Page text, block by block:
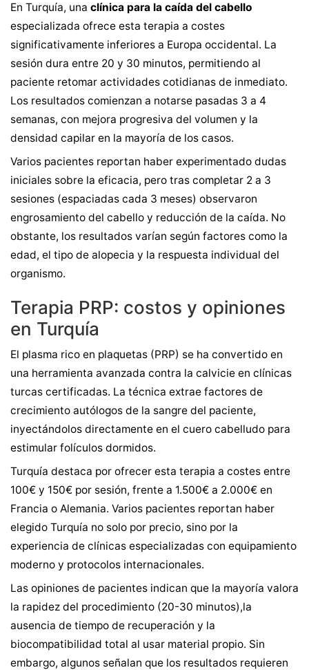
En Turquía, una clínica para la caída del cabello
especializada ofrece esta terapia a costes
significativamente inferiores a Europa occidental. La
sesión dura entre 20 y 30 minutos, permitiendo al
paciente retomar actividades cotidianas de inmediato.
Los resultados comienzan a notarse pasadas 3 a 4
semanas, con mejora progresiva del volumen y la
densidad capilar en la mayoría de los casos.
Varios pacientes reportan haber experimentado dudas
iniciales sobre la eficacia, pero tras completar 2 a 3
sesiones (espaciadas cada 3 meses) observaron
engrosamiento del cabello y reducción de la caída. No
obstante, los resultados varían según factores como la
edad, el tipo de alopecia y la respuesta individual del
organismo.
Terapia PRP: costos y opiniones
en Turquía
El plasma rico en plaquetas (PRP) se ha convertido en
una herramienta avanzada contra la calvicie en clínicas
turcas certificadas. La técnica extrae factores de
crecimiento autólogos de la sangre del paciente,
inyectándolos directamente en el cuero cabelludo para
estimular folículos dormidos.
Turquía destaca por ofrecer esta terapia a costes entre
100€ y 150€ por sesión, frente a 1.500€ a 2.000€ en
Francia o Alemania. Varios pacientes reportan haber
elegido Turquía no solo por precio, sino por la
experiencia de clínicas especializadas con equipamiento
moderno y protocolos internacionales.
Las opiniones de pacientes indican que la mayoría valora
la rapidez del procedimiento (20-30 minutos),la
ausencia de tiempo de recuperación y la
biocompatibilidad total al usar material propio. Sin
embargo, algunos señalan que los resultados requieren